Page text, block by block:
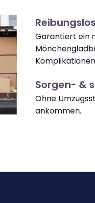
Garantiert ein
Sorgen- &
Ohne
ankommen.